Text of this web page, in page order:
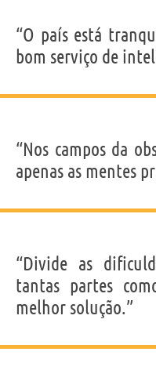
“O país está
bom serviço de
“Nos campos da
apenas as mentes
“Divide as
tantas partes
melhor solução.”